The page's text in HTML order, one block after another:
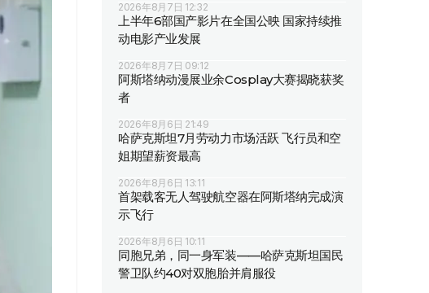
2026年8月7日 12:32
上半年6部国产影片在全国公映 国家持续推
动电影产业发展
2026年8月7日 09:12
阿斯塔纳动漫展业余Cosplay大赛揭晓获奖
者
2026年8月6日 21:49
哈萨克斯坦7月劳动力市场活跃 飞行员和空
姐期望薪资最高
2026年8月6日 13:11
首架载客无人驾驶航空器在阿斯塔纳完成演
示飞行
2026年8月6日 10:11
同胞兄弟，同一身军装——哈萨克斯坦国民
警卫队约40对双胞胎并肩服役